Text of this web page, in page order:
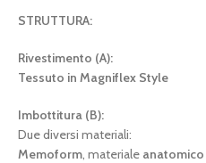
STRUTTURA:
Rivestimento (A):
Tessuto in Magniflex Style
Imbottitura (B):
Due diversi materiali:
Memoform, materiale anatomico